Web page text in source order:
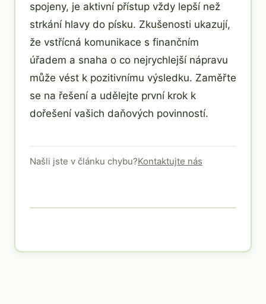
spojeny, je aktivní přístup vždy lepší než
strkání hlavy do písku. Zkušenosti ukazují,
že vstřícná komunikace s finančním
úřadem a snaha o co nejrychlejší nápravu
může vést k pozitivnímu výsledku. Zaměřte
se na řešení a udělejte první krok k
dořešení vašich daňových povinností.
Našli jste v článku chybu?Kontaktujte nás